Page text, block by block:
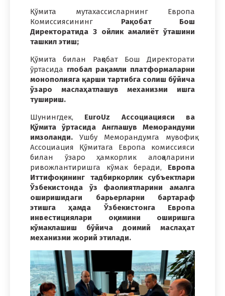
Қўмита мутахассисларнинг Европа
Комиссиясининг Рақобат Бош
Директоратида 3 ойлик амалиёт ўташини
ташкил этиш;
Қўмита билан Рақобат Бош Директорати
ўртасида глобал рақамли платформаларни
монополияга қарши тартибга солиш бўйича
ўзаро маслаҳатлашув механизми ишга
тушириш.
Шунингдек, EuroUz Ассоциацияси ва
Қўмита ўртасида Англашув Меморандуми
имзоланди. Ушбу Меморандумга мувофиқ
Ассоциация Қўмитага Европа комиссияси
билан ўзаро ҳамкорлик алоқаларини
ривожлантиришга кўмак беради, Европа
Иттифоқининг тадбиркорлик субъектлари
Ўзбекистонда ўз фаолиятларини амалга
оширишидаги барьерларни бартараф
этишга ҳамда Ўзбекистонга Европа
инвестициялари оқимини оширишга
кўмаклашиш бўйича доимий маслаҳат
механизми жорий этилади.